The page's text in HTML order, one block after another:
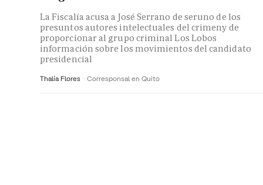
La Fiscalía acusa a José Serrano de seruno de los
presuntos autores intelectuales del crimeny de
proporcionar al grupo criminal Los Lobos
información sobre los movimientos del candidato
presidencial
Thalía Flores Corresponsal en Quito